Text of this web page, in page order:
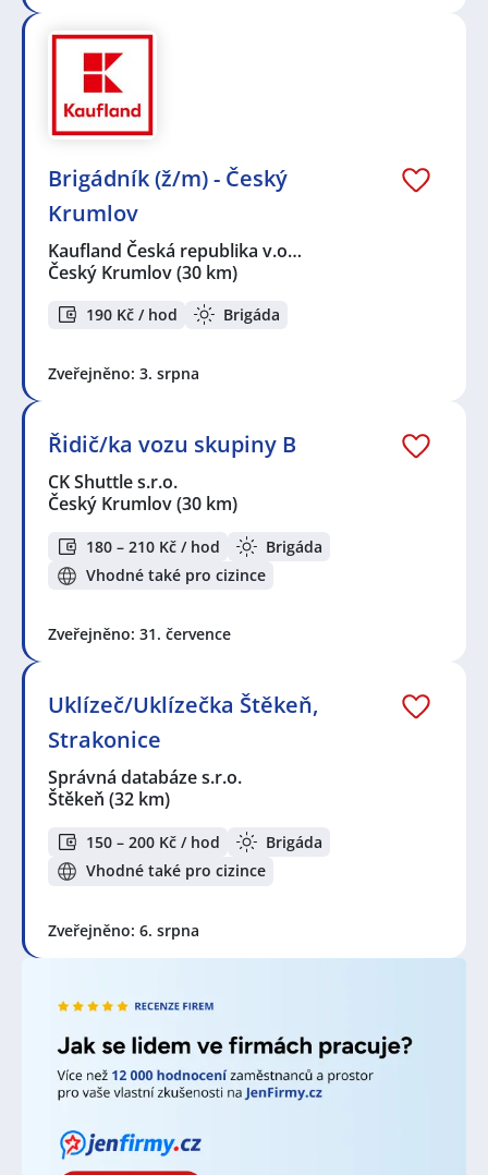
Seznam zobrazených firem s inzercí dle nastavené
filtrace:
KPK sport s.r.o.
Kaufland Česká republika v.o.s.
Správná databáze s.r.o.
Celá ČR,Vodňany,Český Krumlov
České
Budějovice,Písek
Brigádník (ž/m) - Český
Krumlov
Kaufland Česká republika v.o…
Český Krumlov(30 km)
190 Kč / hod Brigáda
Zveřejněno: 3. srpna
Řidič/ka vozu skupiny B
CK Shuttle s.r.o.
Český Krumlov(30 km)
180 – 210 Kč / hod
Brigáda
Vhodné také pro cizince
Zveřejněno: 31. července
Uklízeč/Uklízečka Štěkeň,
Strakonice
Správná databáze s.r.o.
Štěkeň (32 km)
150 – 200 Kč / hod
Brigáda
Vhodné také pro cizince
Zveřejněno: 6. srpna